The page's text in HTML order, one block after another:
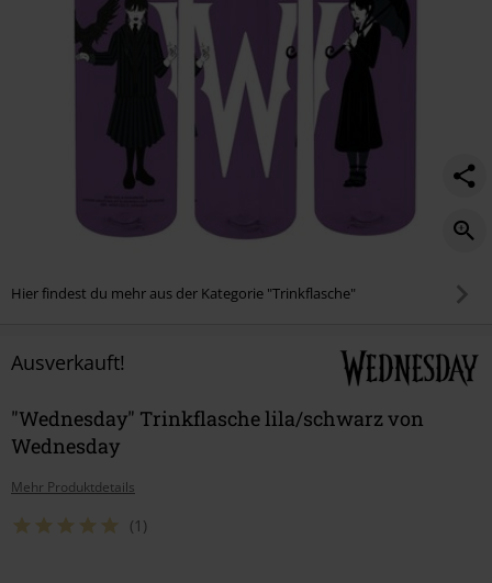
Hier findest du mehr aus der Kategorie "Trinkflasche"
Ausverkauft!
"Wednesday" Trinkflasche lila/schwarz von
Wednesday
Mehr Produktdetails
(1)